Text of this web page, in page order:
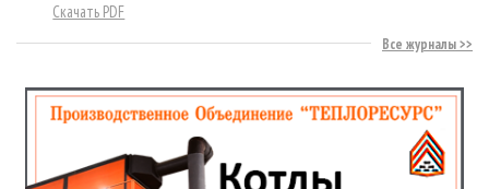
Скачать PDF
Все журналы